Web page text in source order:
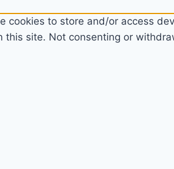
cookies to store and/or access
this site. Not consenting or